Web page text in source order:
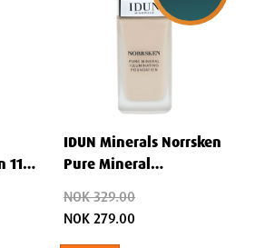
11
IDUN Minerals Norrsken
Pure Mineral
30 ml - Saga
NOK 329.00
NOK 279.00